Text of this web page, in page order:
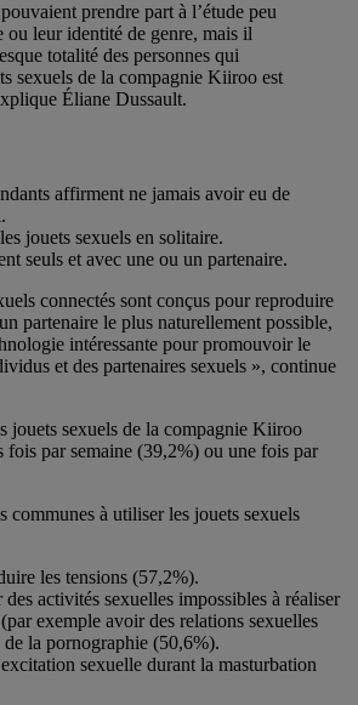
prendre part à l’étude peu
ou leur identité de genre, mais il
totalité des personnes qui
sexuels de la compagnie Kiiroo est
Éliane Dussault.
affirment ne jamais avoir eu de
jouets sexuels en solitaire.
seuls et avec une ou un partenaire.
connectés sont conçus pour reproduire
partenaire le plus naturellement possible,
intéressante pour promouvoir le
et des partenaires sexuels », continue
jouets sexuels de la compagnie Kiiroo
fois par semaine (39,2%) ou une fois par
communes à utiliser les jouets sexuels
les tensions (57,2%).
activités sexuelles impossibles à réaliser
exemple avoir des relations sexuelles
de la pornographie (50,6%).
sexuelle durant la masturbation